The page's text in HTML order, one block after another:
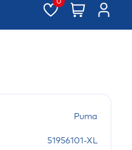
Puma
51956101-XL